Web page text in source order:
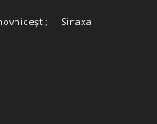
Sinaxa